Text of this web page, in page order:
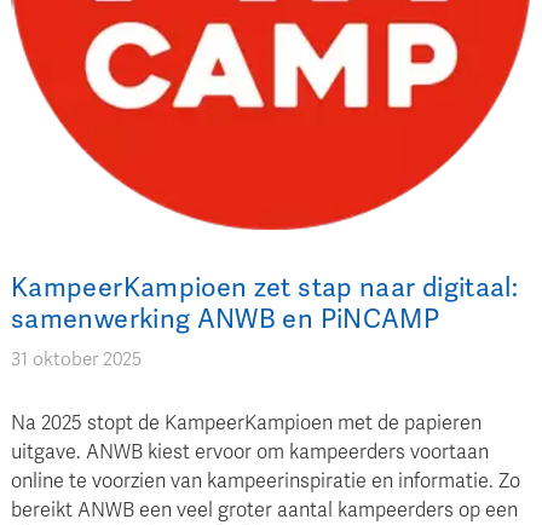
KampeerKampioen zet stap naar digitaal:
samenwerking ANWB en PiNCAMP
31 oktober 2025
Na 2025 stopt de KampeerKampioen met de papieren
uitgave. ANWB kiest ervoor om kampeerders voortaan
online te voorzien van kampeerinspiratie en informatie. Zo
bereikt ANWB een veel groter aantal kampeerders op een